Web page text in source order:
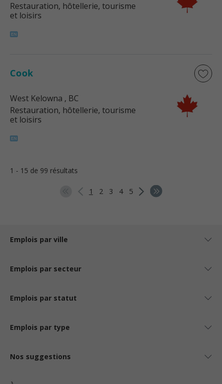
Restauration, hôtellerie, tourisme
et loisirs
Cook
West Kelowna , BC
Restauration, hôtellerie, tourisme
et loisirs
1 - 15 de 99 résultats
1 2 3 4 5
Emplois par ville
Emplois par secteur
Emplois par statut
Emplois par type
Nos suggestions